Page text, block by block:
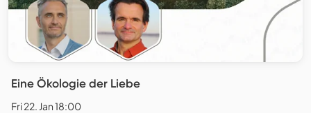
Eine Ökologie der Liebe
Fri 22. Jan 18:00